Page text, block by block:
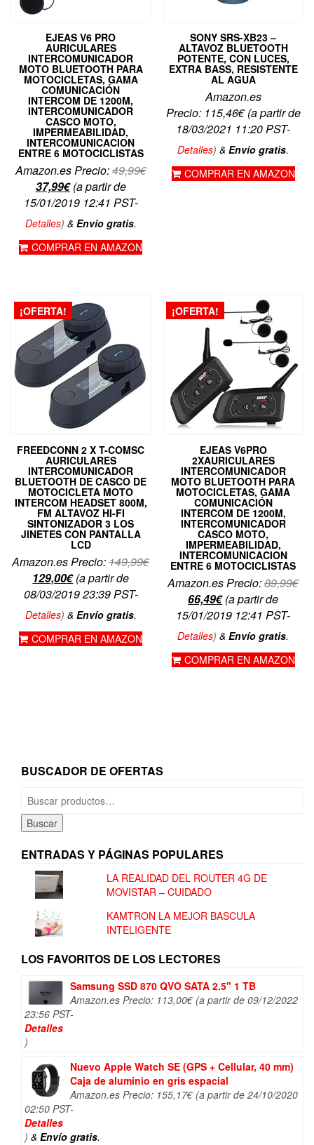
EJEAS V6 PRO
AURICULARES
INTERCOMUNICADOR
MOTO BLUETOOTH PARA
MOTOCICLETAS, GAMA
COMUNICACIÓN
INTERCOM DE 1200M,
INTERCOMUNICADOR
CASCO MOTO,
IMPERMEABILIDAD,
INTERCOMUNICACION
ENTRE 6 MOTOCICLISTAS
Amazon.es Precio:49,99€El
precio
37,99€El
precio
actual
37,99€.
(a partir de
15/01/2019 12:41 PST-
Detalles) & Envío gratis.
COMPRAR EN AMAZON
SONY SRS-XB23 –
ALTAVOZ BLUETOOTH
POTENTE, CON LUCES,
EXTRA BASS, RESISTENTE
AL AGUA
Amazon.es
Precio: 115,46€(a partir de
18/03/2021 11:20 PST-
Detalles)&Envío gratis.
COMPRAR EN AMAZON
¡OFERTA!
FREEDCONN 2 X T-COMSC
AURICULARES
INTERCOMUNICADOR
BLUETOOTH DE CASCO DE
MOTOCICLETA MOTO
INTERCOM HEADSET 800M,
FM ALTAVOZ HI-FI
SINTONIZADOR 3 LOS
JINETES CON PANTALLA
LCD
Amazon.es Precio:149,99€El
precio
129,00€El
precio
actual
129,00€.
(a partir de
08/03/2019 23:39 PST-
Detalles) & Envío gratis.
COMPRAR EN AMAZON
¡OFERTA!
EJEAS V6PRO
2XAURICULARES
INTERCOMUNICADOR
MOTO BLUETOOTH PARA
MOTOCICLETAS, GAMA
COMUNICACIÓN
INTERCOM DE 1200M,
INTERCOMUNICADOR
CASCO MOTO,
IMPERMEABILIDAD,
INTERCOMUNICACION
ENTRE 6 MOTOCICLISTAS
Amazon.es Precio:89,99€El
66,49€El
precio
actual
66,49€.
(a partir de
15/01/2019 12:41 PST-
Detalles)&Envío gratis.
COMPRAR EN AMAZON
BUSCADOR DE OFERTAS
Buscar
por:
Buscar
ENTRADAS Y PÁGINAS POPULARES
LA REALIDAD DEL ROUTER 4G DE
MOVISTAR – CUIDADO
KAMTRON LA MEJOR BASCULA
INTELIGENTE
LOS FAVORITOS DE LOS LECTORES
Samsung SSD 870 QVO SATA 2.5" 1 TB
Amazon.es Precio: 113,00€ (a partir de 09/12/2022
23:56 PST-
Detalles
)
Nuevo Apple Watch SE (GPS + Cellular, 40 mm)
Caja de aluminio en gris espacial
Amazon.es Precio: 155,17€ (a partir de 24/10/2020
02:50 PST-
Detalles
) & Envío gratis.